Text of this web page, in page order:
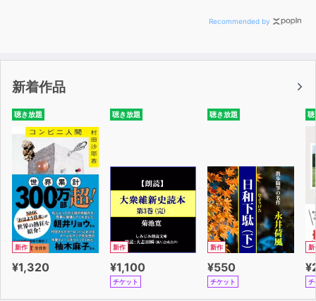
Recommended by
新着作品
聴き放題
新作
¥1,320
聴き放題
新作
¥1,100
チケット
聴き放題
新作
¥550
チケット
聴
新
チ